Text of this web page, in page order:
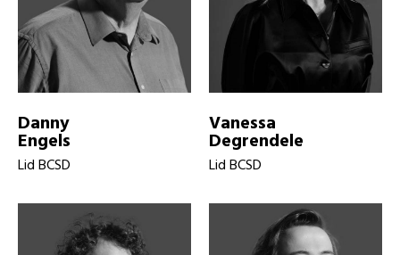
Danny
Engels
Lid BCSD
Vanessa
Degrendele
Lid BCSD